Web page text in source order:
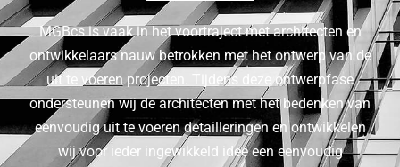
MGBcs is vaak in het voortraject met architecten en
ontwikkelaars nauw betrokken met het ontwerp van de
uit te voeren projecten. Tijdens deze ontwerpfase
ondersteunen wij de architecten met het bedenken van
eenvoudig uit te voeren detailleringen en ontwikkelen
wij voor ieder ingewikkeld idee een eenvoudig